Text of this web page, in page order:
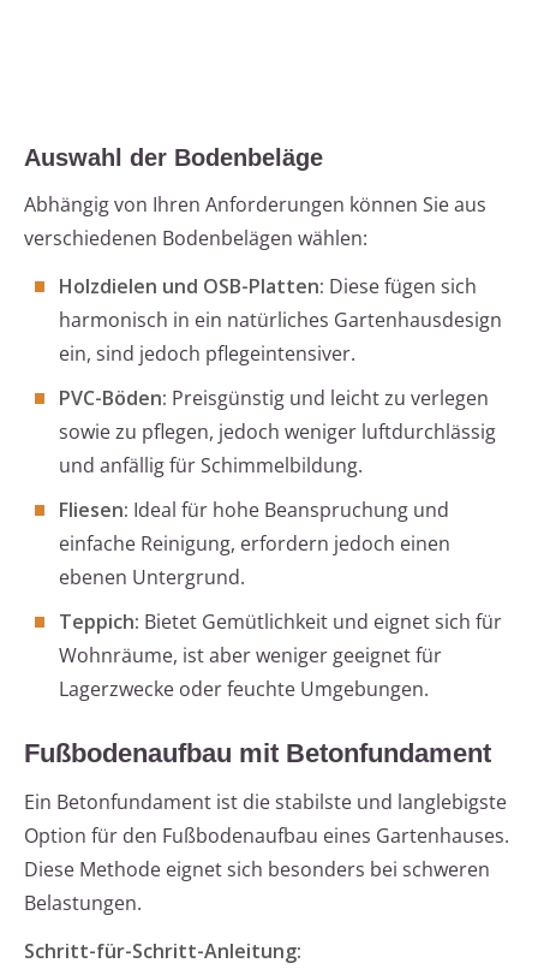
Auswahl der Bodenbeläge
Abhängig von Ihren Anforderungen können Sie aus
verschiedenen Bodenbelägen wählen:
Holzdielen und OSB-Platten: Diese fügen sich
harmonisch in ein natürliches Gartenhausdesign
ein, sind jedoch pflegeintensiver.
PVC-Böden: Preisgünstig und leicht zu verlegen
sowie zu pflegen, jedoch weniger luftdurchlässig
und anfällig für Schimmelbildung.
Fliesen: Ideal für hohe Beanspruchung und
einfache Reinigung, erfordern jedoch einen
ebenen Untergrund.
Teppich: Bietet Gemütlichkeit und eignet sich für
Wohnräume, ist aber weniger geeignet für
Lagerzwecke oder feuchte Umgebungen.
Fußbodenaufbau mit Betonfundament
Ein Betonfundament ist die stabilste und langlebigste
Option für den Fußbodenaufbau eines Gartenhauses.
Diese Methode eignet sich besonders bei schweren
Belastungen.
Schritt-für-Schritt-Anleitung: